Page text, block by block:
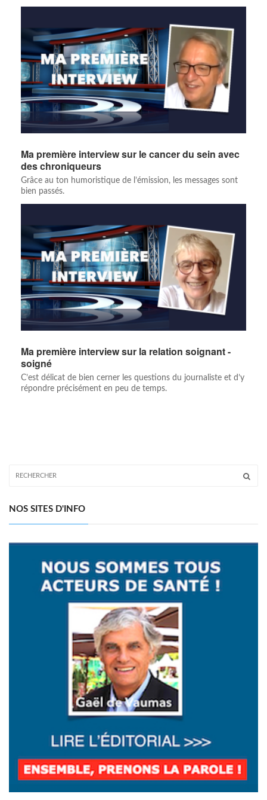
Ma première interview sur le cancer du sein avec
des chroniqueurs
Grâce au ton humoristique de l’émission, les messages sont
bien passés.
Ma première interview sur la relation soignant -
soigné
C’est délicat de bien cerner les questions du journaliste et d’y
répondre précisément en peu de temps.
NOS SITES D'INFO